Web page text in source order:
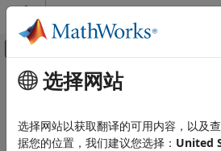
跳到内容
画布外导航菜单切换
文档主页
Embedded Coder
主要内容
Class:
选择网站
选择网站以获取翻译的可用内容，以及
据您的位置，我们建议您选择： United